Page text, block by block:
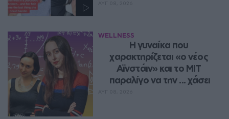
WELLNESS
Η γυναίκα που
χαρακτηρίζεται «ο νέος
Αϊνστάιν» και το MIT
παραλίγο να την ... χάσει